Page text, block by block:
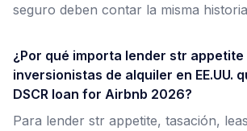
seguro deben contar la misma
¿Por qué importa lender str appetite
inversionistas de alquiler en EE.UU.
DSCR loan for Airbnb 2026?
Para lender str appetite, tasación,